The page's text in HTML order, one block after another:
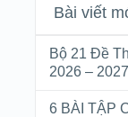
Bài viết
Bộ 21 Đề
2026 –
6 BÀI TẬP